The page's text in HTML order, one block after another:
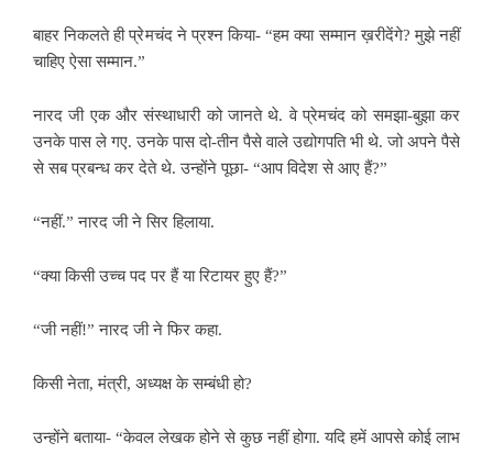
बाहर निकलते ही प्रेमचंद ने प्रश्न किया- “हम क्या सम्मान ख़रीदेंगे? मुझे नहीं
चाहिए ऐसा सम्मान.”
नारद जी एक और संस्थाधारी को जानते थे. वे प्रेमचंद को समझा-बुझा कर
उनके पास ले गए. उनके पास दो-तीन पैसे वाले उद्योगपति भी थे. जो अपने पैसे
से सब प्रबन्ध कर देते थे. उन्होंने पूछा- “आप विदेश से आए हैं?”
“नहीं.” नारद जी ने सिर हिलाया.
“क्या किसी उच्च पद पर हैं या रिटायर हुए हैं?”
“जी नहीं!” नारद जी ने फिर कहा.
किसी नेता, मंत्री, अध्यक्ष के सम्बंधी हो?
उन्होंने बताया- “केवल लेखक होने से कुछ नहीं होगा. यदि हमें आपसे कोई लाभ